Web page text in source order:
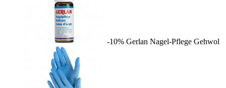
-10% Gerlan Nagel-Pflege Gehwol